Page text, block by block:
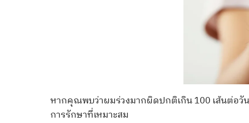
หากคุณพบว่าผมร่วงมากผิดปกติเกิน 100 เส้นต่อวั
การรักษาที่เหมาะสม